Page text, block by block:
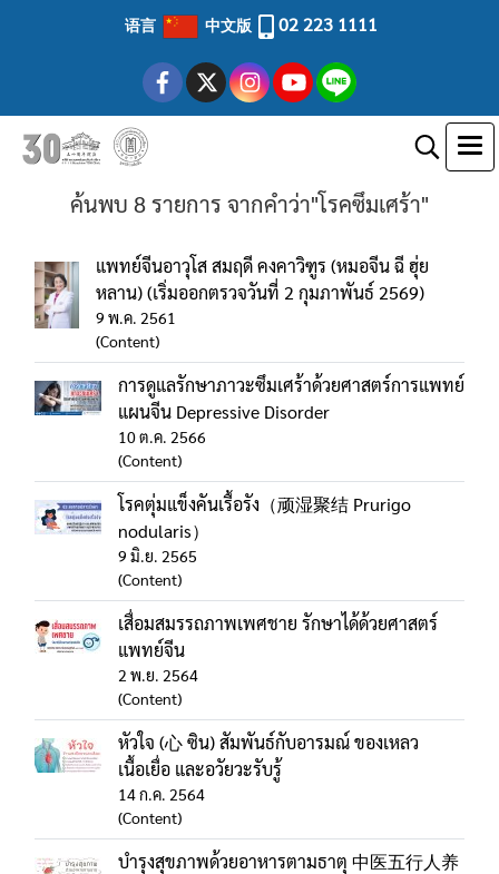
语言 中文版 02 223 1111
ค้นพบ 8 รายการ จากคำว่า"โรคซึมเศร้า"
แพทย์จีนอาวุโส สมฤดี คงคาวิฑูร (หมอจีน ฉี ฮุ่ย
หลาน) (เริ่มออกตรวจวันที่ 2 กุมภาพันธ์ 2569)
9 พ.ค. 2561
(Content)
การดูแลรักษาภาวะซึมเศร้าด้วยศาสตร์การแพทย์
แผนจีน Depressive Disorder
10 ต.ค. 2566
(Content)
โรคตุ่มแข็งคันเรื้อรัง（顽湿聚结 Prurigo
nodularis）
9 มิ.ย. 2565
(Content)
เสื่อมสมรรถภาพเพศชาย รักษาได้ด้วยศาสตร์
แพทย์จีน
2 พ.ย. 2564
(Content)
หัวใจ (心 ซิน) สัมพันธ์กับอารมณ์ ของเหลว
เนื้อเยื่อ และอวัยวะรับรู้
14 ก.ค. 2564
(Content)
บำรุงสุขภาพด้วยอาหารตามธาตุ 中医五行人养